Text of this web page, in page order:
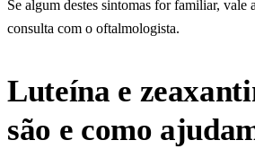
Se algum destes sintomas for familiar, vale
consulta com o oftalmologista.
Luteína e
são e como